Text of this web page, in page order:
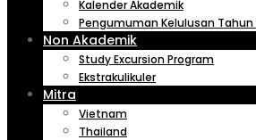
Kalender Akademik
Pengumuman Kelulusan Tahun
Non Akademik
Study Excursion Program
Ekstrakulikuler
Mitra
Vietnam
Thailand